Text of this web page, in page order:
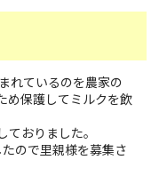
れているのを農家の
め保護してミルクを飲
おりました。
ので里親様を募集さ